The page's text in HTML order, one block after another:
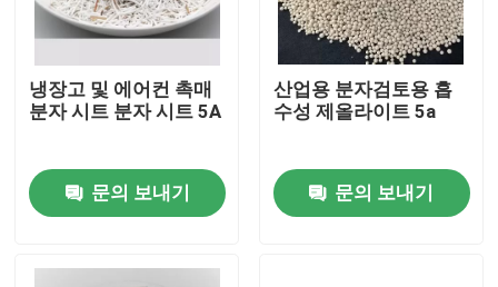
제품
비디오
공장 투어
냉장고 및 에어컨 촉매
분자 시트 분자 시트 5A
문의 보내기
산업용 분자검토용 흡
수성 제올라이트 5a
문의 보내기